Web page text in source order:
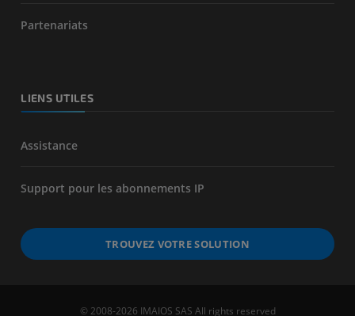
Partenariats
LIENS UTILES
Assistance
Support pour les abonnements IP
TROUVEZ VOTRE SOLUTION
© 2008-2026 IMAIOS SAS All rights reserved